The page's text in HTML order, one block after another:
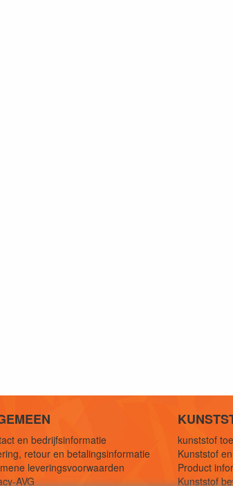
en bedrijfsinformatie
retour en betalingsinformatie
leveringsvoorwaarden
AVG
kunststof
Kunststof
Product
Kunststof